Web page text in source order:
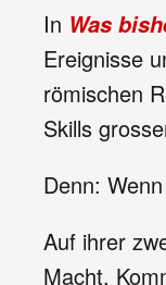
In Was
Ereignisse
römischen
Skills
Denn:
Auf ihrer
Macht.